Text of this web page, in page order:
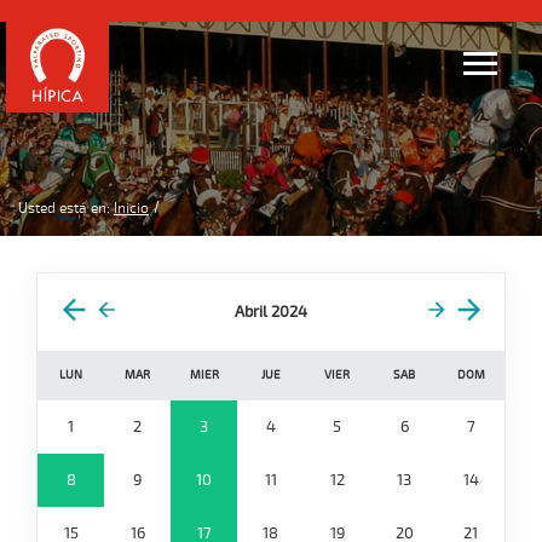
Usted está en: Inicio
Abril 2024
LUN MAR MIER JUE VIER SAB DOM
1 2 3 4 5 6 7
8 9 10 11 12 13 14
15 16 17 18 19 20 21